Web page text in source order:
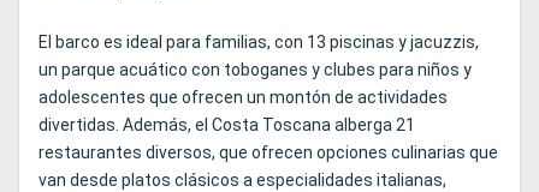
El barco es ideal para familias, con 13 piscinas y jacuzzis,
un parque acuático con toboganes y clubes para niños y
adolescentes que ofrecen un montón de actividades
divertidas. Además, el Costa Toscana alberga 21
restaurantes diversos, que ofrecen opciones culinarias que
van desde platos clásicos a especialidades italianas,